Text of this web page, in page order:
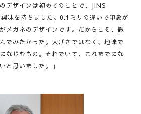
デザインは初めてのことで、JINS
味を持ちました。0.1ミリの違いで印象が
メガネのデザインです。だからこそ、徹
でみたかった。大げさではなく、地味で
なじむもの。それでいて、これまでにな
と思いました。」